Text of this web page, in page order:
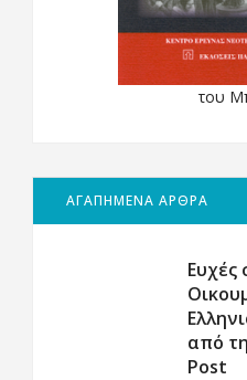
του
ΑΓΑΠΗΜΕΝΑ ΑΡΘΡΑ
Ευχές
από
Post